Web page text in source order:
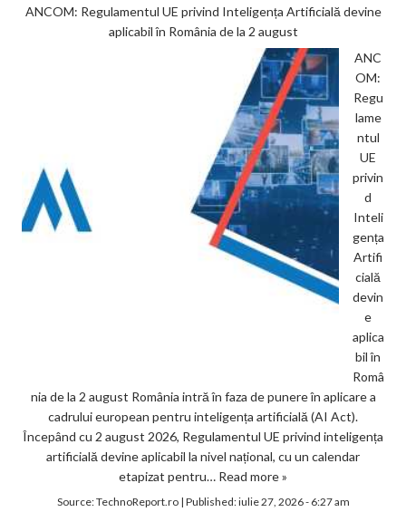
ANCOM: Regulamentul UE privind Inteligența Artificială devine
aplicabil în România de la 2 august
ANC
OM:
Regu
lame
ntul
UE
privin
d
Inteli
gența
Artifi
cială
devin
e
aplica
bil în
Româ
nia de la 2 august România intră în faza de punere în aplicare a
cadrului european pentru inteligența artificială (AI Act).
Începând cu 2 august 2026, Regulamentul UE privind inteligența
artificială devine aplicabil la nivel național, cu un calendar
etapizat pentru… Read more »
Source:TechnoReport.ro| Published:iulie 27, 2026 - 6:27 am